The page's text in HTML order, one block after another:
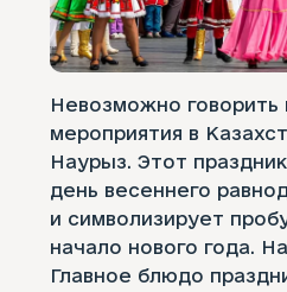
Невозможно
мероприятия в
Наурыз. Этот
день весеннего
и символизирует
начало нового года.
Главное блюдо